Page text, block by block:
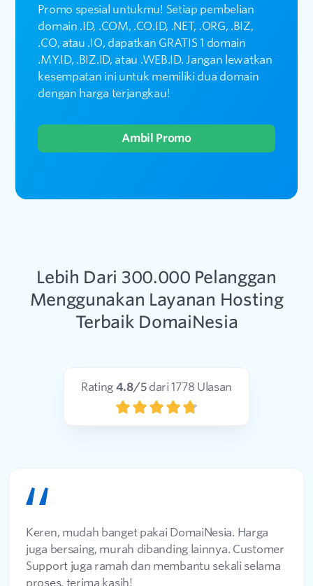
Promo spesial untukmu! Setiap pembelian
domain .ID, .COM, .CO.ID, .NET, .ORG, .BIZ,
.CO, atau .IO, dapatkan GRATIS 1 domain
.MY.ID, .BIZ.ID, atau .WEB.ID. Jangan lewatkan
kesempatan ini untuk memiliki dua domain
dengan harga terjangkau!
Ambil Promo
Lebih Dari 300.000 Pelanggan
Menggunakan Layanan Hosting
Terbaik DomaiNesia
Rating 4.8/5dari1778 Ulasan
Keren, mudah banget pakai DomaiNesia. Harga
juga bersaing, murah dibanding lainnya. Customer
Support juga ramah dan membantu sekali selama
proses, terima kasih!